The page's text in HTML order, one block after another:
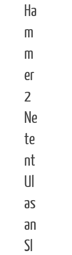
Ha
m
m
er
2
Ne
te
nt
Ul
as
an
Sl